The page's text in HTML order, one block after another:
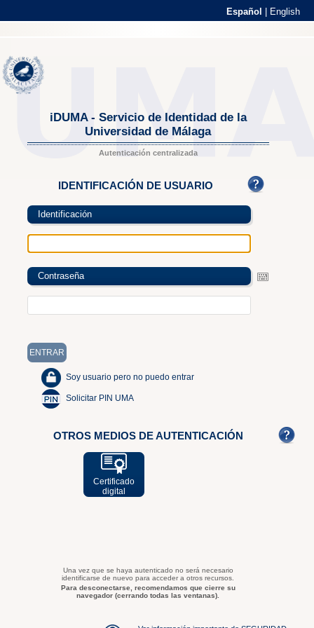
Español English
iDUMA - Servicio de Identidad de la
Universidad de Málaga
Autenticación centralizada
IDENTIFICACIÓN DE USUARIO
Identificación
Contraseña
Soy usuario pero no puedo entrar
Solicitar PIN UMA
OTROS MEDIOS DE AUTENTICACIÓN
Certificado
digital
Una vez que se haya autenticado no será necesario
identificarse de nuevo para acceder a otros recursos.
Para desconectarse, recomendamos que cierre su
navegador (cerrando todas las ventanas).